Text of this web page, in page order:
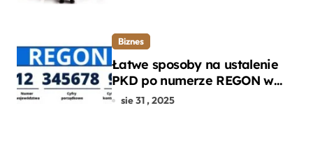
Biznes
Łatwe sposoby na ustalenie
PKD po numerze REGON w
kilku prostych krokach
sie 31 , 2025